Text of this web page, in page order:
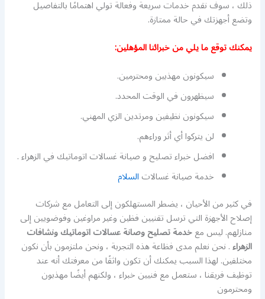
ذلك ، سوف نقدم خدمات سريعة وفعالة تولي اهتمامًا بالتفاصيل
وتضع أجهزتك في حالة ممتازة.
يمكنك توقع ما يلي من خبرائنا المؤهلين:
سيكونون مهذبين ومحترمين.
سيظهرون في الوقت المحدد.
سيكونون نظيفين ومرتدين الزي المهني.
لن يتركوا أي أثر وراءهم.
افضل خبراء تصليح و صيانة غسالات اتوماتيك في الزهراء .
خدمة صيانة غسالاتالسلام
في كثير من الأحيان ، يضطر المستهلكون إلى التعامل مع شركات
إصلاح الأجهزة التي ترسل تقنيين فظين وغير مراوغين وفوضويين إلى
منازلهم. ليس معخدمة تصليح وصانة عسالات اتوماتيك ونشافات
الزهراء. نحن نعلم مدى فظاعة هذه التجربة ، ونحن ملتزمون بأن نكون
مختلفين. لهذا السبب يمكنك أن تكون واثقًا من معرفتك أنه عند
توظيف فريقنا ، ستعمل مع فنيين خبراء ، ولكنهم أيضًا مهذبون
ومحترمون